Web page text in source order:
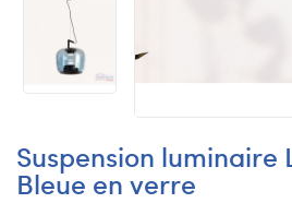
Suspension luminaire
Bleue en verre